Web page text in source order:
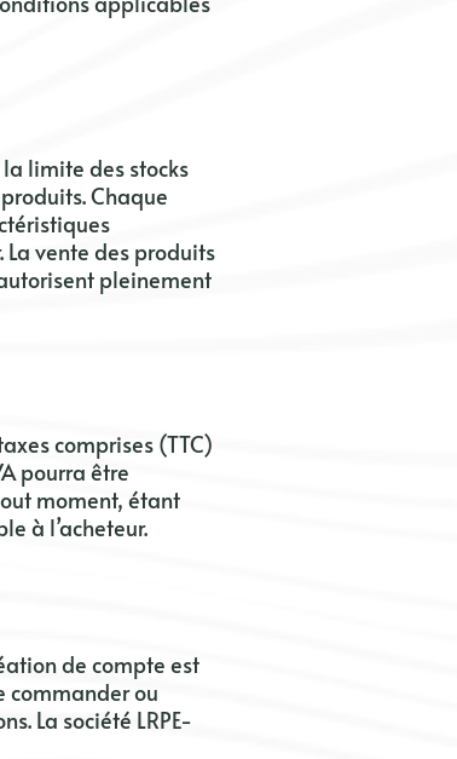
limite des stocks
Chaque
La vente des produits
pleinement
comprises (TTC)
pourra être
moment, étant
à l’acheteur.
de compte est
commander ou
La société LRPE-